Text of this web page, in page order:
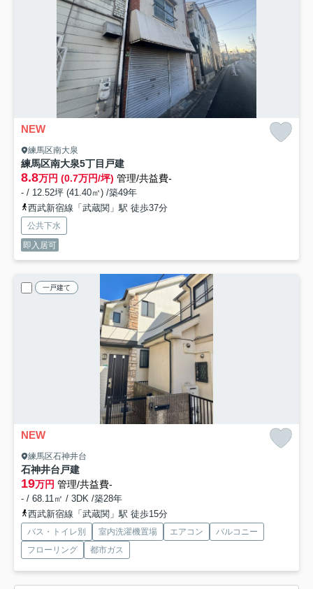
NEW
練馬区南大泉
練馬区南大泉5丁目戸建
8.8万円 (0.7万円/坪) 管理/共益費-
- / 12.52坪 (41.40㎡) /築49年
西武新宿線「武蔵関」駅 徒歩37分
公共下水
即入居可
一戸建て
NEW
練馬区石神井台
石神井台戸建
19万円 管理/共益費-
- / 68.11㎡ / 3DK /築28年
西武新宿線「武蔵関」駅 徒歩15分
バス・トイレ別 室内洗濯機置場 エアコン
バルコニー
フローリング
都市ガス